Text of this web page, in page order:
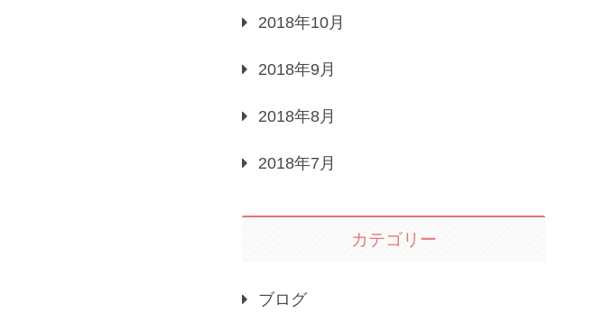
2018年10月
2018年9月
2018年8月
2018年7月
カテゴリー
ブログ